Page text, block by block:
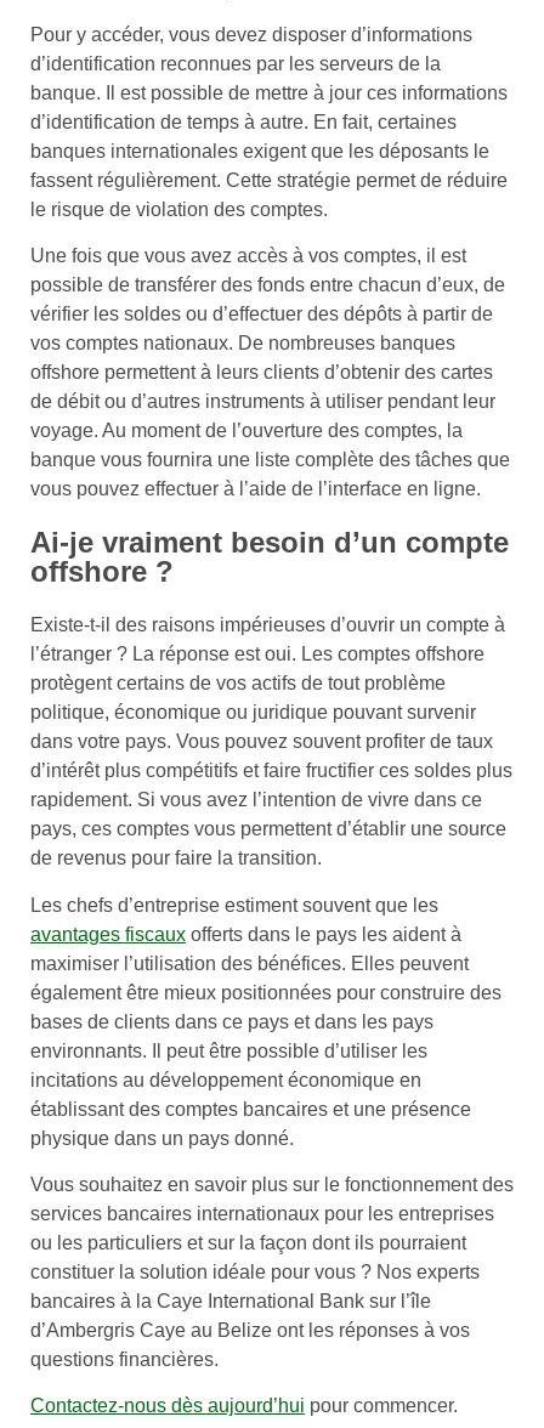
Pour y accéder, vous devez disposer d’informations
d’identification reconnues par les serveurs de la
banque. Il est possible de mettre à jour ces informations
d’identification de temps à autre. En fait, certaines
banques internationales exigent que les déposants le
fassent régulièrement. Cette stratégie permet de réduire
le risque de violation des comptes.
Une fois que vous avez accès à vos comptes, il est
possible de transférer des fonds entre chacun d’eux, de
vérifier les soldes ou d’effectuer des dépôts à partir de
vos comptes nationaux. De nombreuses banques
offshore permettent à leurs clients d’obtenir des cartes
de débit ou d’autres instruments à utiliser pendant leur
voyage. Au moment de l’ouverture des comptes, la
banque vous fournira une liste complète des tâches que
vous pouvez effectuer à l’aide de l’interface en ligne.
Ai-je vraiment besoin d’un compte
offshore ?
Existe-t-il des raisons impérieuses d’ouvrir un compte à
l’étranger ? La réponse est oui. Les comptes offshore
protègent certains de vos actifs de tout problème
politique, économique ou juridique pouvant survenir
dans votre pays. Vous pouvez souvent profiter de taux
d’intérêt plus compétitifs et faire fructifier ces soldes plus
rapidement. Si vous avez l’intention de vivre dans ce
pays, ces comptes vous permettent d’établir une source
de revenus pour faire la transition.
Les chefs d’entreprise estiment souvent que les
avantages fiscaux offerts dans le pays les aident à
maximiser l’utilisation des bénéfices. Elles peuvent
également être mieux positionnées pour construire des
bases de clients dans ce pays et dans les pays
environnants. Il peut être possible d’utiliser les
incitations au développement économique en
établissant des comptes bancaires et une présence
physique dans un pays donné.
Vous souhaitez en savoir plus sur le fonctionnement des
services bancaires internationaux pour les entreprises
ou les particuliers et sur la façon dont ils pourraient
constituer la solution idéale pour vous ? Nos experts
bancaires à la Caye International Bank sur l’île
d’Ambergris Caye au Belize ont les réponses à vos
questions financières.
Contactez-nous dès aujourd’hui pour commencer.